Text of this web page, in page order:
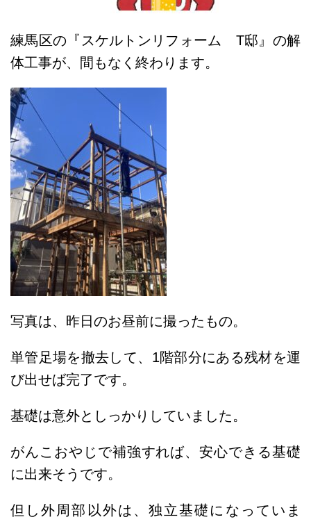
練馬区の『スケルトンリフォーム T邸』の解
体工事が、間もなく終わります。
写真は、昨日のお昼前に撮ったもの。
単管足場を撤去して、1階部分にある残材を運
び出せば完了です。
基礎は意外としっかりしていました。
がんこおやじで補強すれば、安心できる基礎
に出来そうです。
但し外周部以外は、独立基礎になっていま